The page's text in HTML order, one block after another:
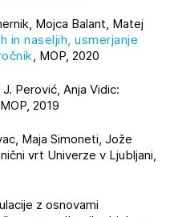
Mojca Balant, Matej
in naseljih, usmerjanje
, MOP, 2020
Perović, Anja Vidic:
2019
Maja Simoneti, Jože
vrt Univerze v Ljubljani,
z osnovami